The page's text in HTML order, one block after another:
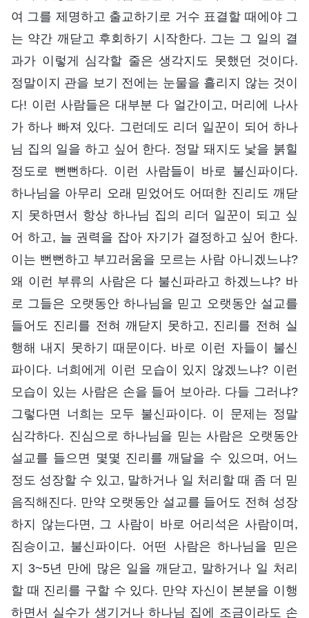
여 그를 제명하고 출교하기로 거수 표결할 때에야 그
는 약간 깨닫고 후회하기 시작한다. 그는 그 일의 결
과가 이렇게 심각할 줄은 생각지도 못했던 것이다.
정말이지 관을 보기 전에는 눈물을 흘리지 않는 것이
다! 이런 사람들은 대부분 다 얼간이고, 머리에 나사
가 하나 빠져 있다. 그런데도 리더 일꾼이 되어 하나
님 집의 일을 하고 싶어 한다. 정말 돼지도 낯을 붉힐
정도로 뻔뻔하다. 이런 사람들이 바로 불신파이다.
하나님을 아무리 오래 믿었어도 어떠한 진리도 깨닫
지 못하면서 항상 하나님 집의 리더 일꾼이 되고 싶
어 하고, 늘 권력을 잡아 자기가 결정하고 싶어 한다.
이는 뻔뻔하고 부끄러움을 모르는 사람 아니겠느냐?
왜 이런 부류의 사람은 다 불신파라고 하겠느냐? 바
로 그들은 오랫동안 하나님을 믿고 오랫동안 설교를
들어도 진리를 전혀 깨닫지 못하고, 진리를 전혀 실
행해 내지 못하기 때문이다. 바로 이런 자들이 불신
파이다. 너희에게 이런 모습이 있지 않겠느냐? 이런
모습이 있는 사람은 손을 들어 보아라. 다들 그러냐?
그렇다면 너희는 모두 불신파이다. 이 문제는 정말
심각하다. 진심으로 하나님을 믿는 사람은 오랫동안
설교를 들으면 몇몇 진리를 깨달을 수 있으며, 어느
정도 성장할 수 있고, 말하거나 일 처리할 때 좀 더 믿
음직해진다. 만약 오랫동안 설교를 들어도 전혀 성장
하지 않는다면, 그 사람이 바로 어리석은 사람이며,
짐승이고, 불신파이다. 어떤 사람은 하나님을 믿은
지 3~5년 만에 많은 일을 깨닫고, 말하거나 일 처리
할 때 진리를 구할 수 있다. 만약 자신이 본분을 이행
하면서 실수가 생기거나 하나님 집에 조금이라도 손